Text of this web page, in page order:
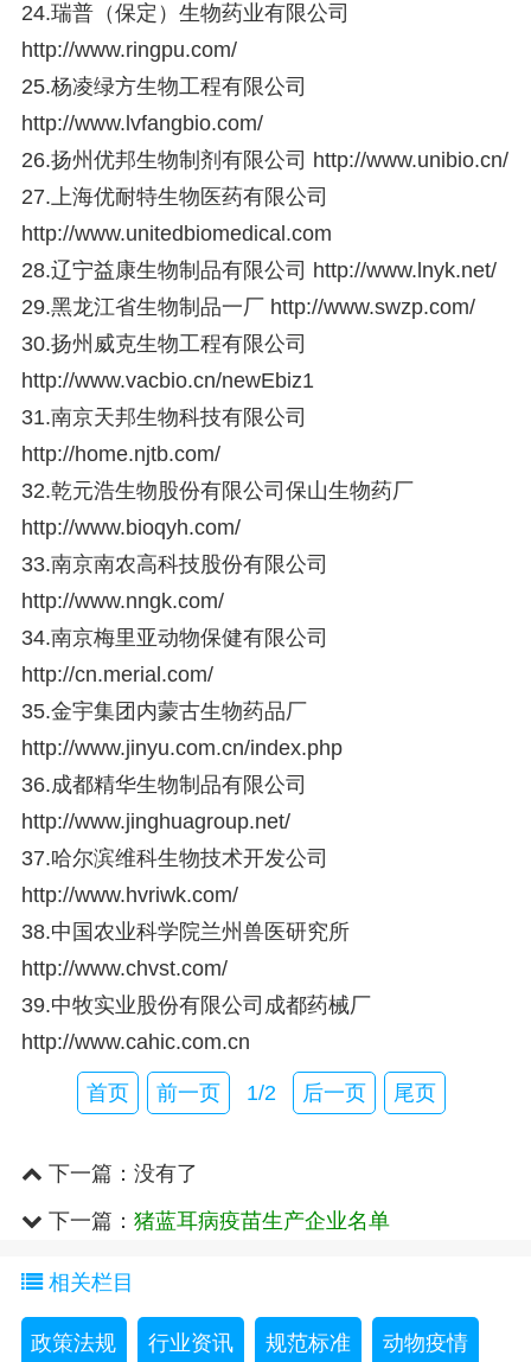
24.瑞普（保定）生物药业有限公司
http://www.ringpu.com/
25.杨凌绿方生物工程有限公司
http://www.lvfangbio.com/
26.扬州优邦生物制剂有限公司
http://www.unibio.cn/
27.上海优耐特生物医药有限公司
http://www.unitedbiomedical.com
28.辽宁益康生物制品有限公司
http://www.lnyk.net/
29.黑龙江省生物制品一厂 http://www.swzp.com/
30.扬州威克生物工程有限公司
http://www.vacbio.cn/newEbiz1
31.南京天邦生物科技有限公司
http://home.njtb.com/
32.乾元浩生物股份有限公司保山生物药厂
http://www.bioqyh.com/
33.南京南农高科技股份有限公司
http://www.nngk.com/
34.南京梅里亚动物保健有限公司
http://cn.merial.com/
35.金宇集团内蒙古生物药品厂
http://www.jinyu.com.cn/index.php
36.成都精华生物制品有限公司
http://www.jinghuagroup.net/
37.哈尔滨维科生物技术开发公司
http://www.hvriwk.com/
38.中国农业科学院兰州兽医研究所
http://www.chvst.com/
39.中牧实业股份有限公司成都药械厂
http://www.cahic.com.cn
首页 前一页 1/2 后一页 尾页
下一篇：没有了
下一篇： 猪蓝耳病疫苗生产企业名单
相关栏目
政策法规 行业资讯 规范标准 动物疫情